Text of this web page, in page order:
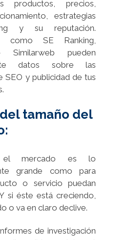
productos, precios,
estrategias
y su reputación.
como SE Ranking,
Similarweb pueden
datos sobre las
SEO y publicidad de tus
tamaño del
el mercado es lo
grande como para
o servicio puedan
si éste está creciendo,
o va en claro declive.
de investigación